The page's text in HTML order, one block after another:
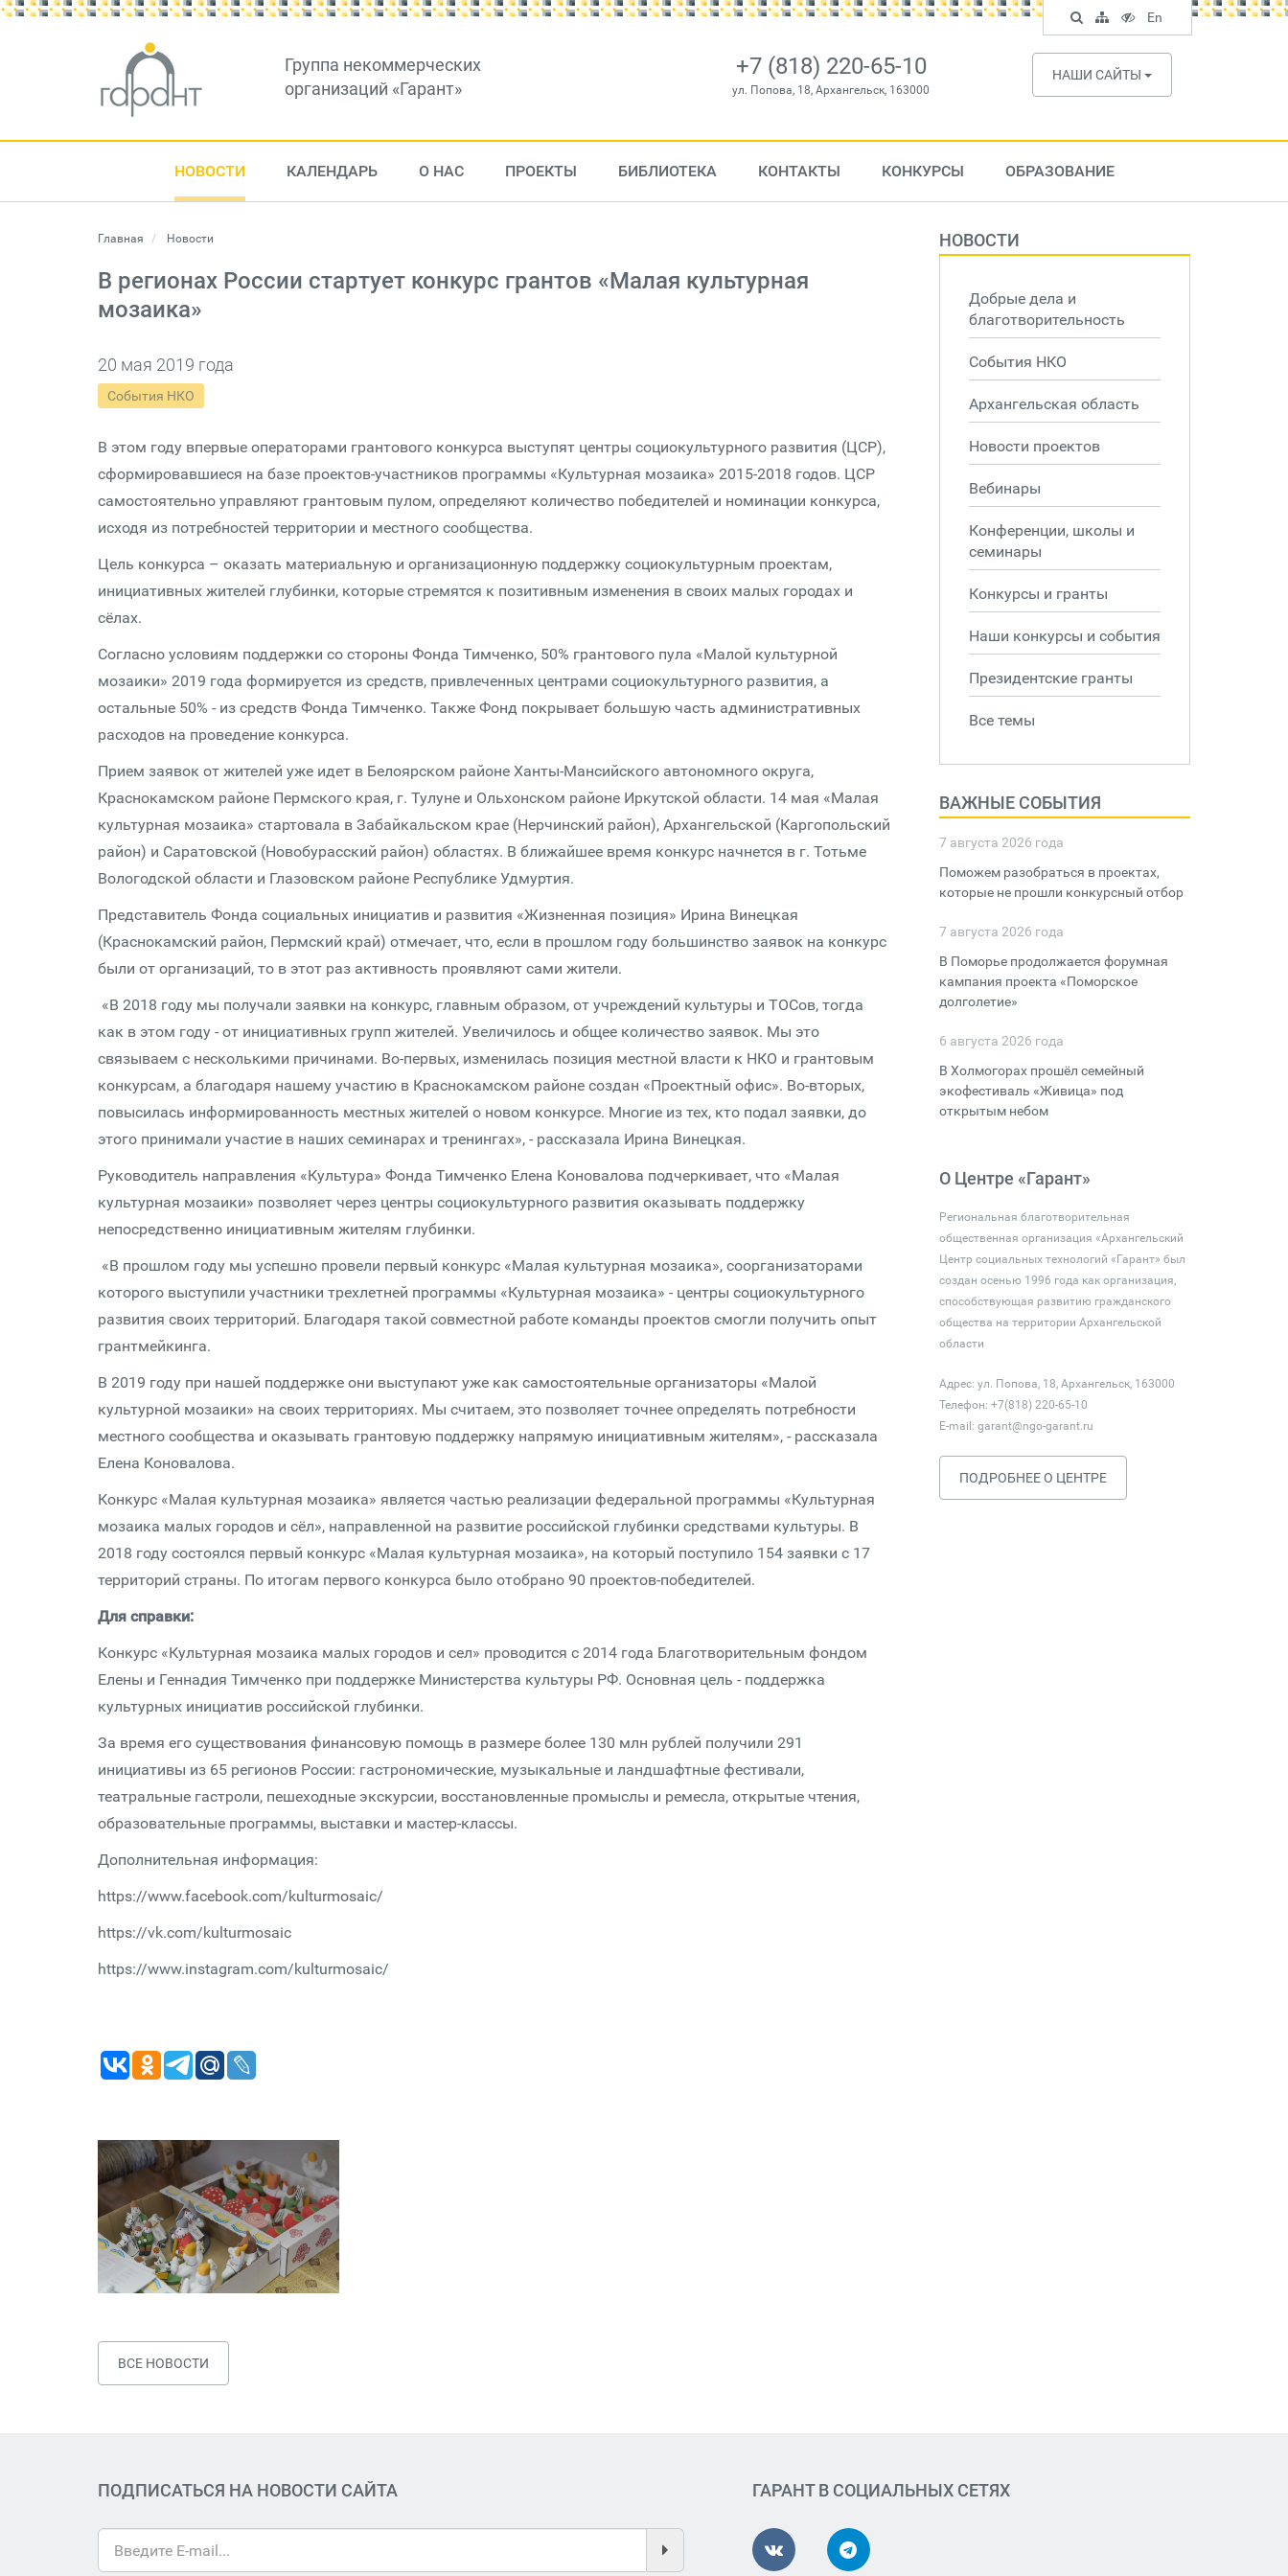
Группа некоммерческих
организаций «Гарант»
+7 (818) 220-65-10
ул. Попова, 18, Архангельск, 163000
НАШИ САЙТЫ
НОВОСТИ КАЛЕНДАРЬ О НАС ПРОЕКТЫ БИБЛИОТЕКА КОНТАКТЫ КОНКУРСЫ ОБРАЗОВАНИЕ
Главная Новости
В регионах России стартует конкурс грантов «Малая культурная
мозаика»
20 мая 2019 года
События НКО
В этом году впервые операторами грантового конкурса выступят центры социокультурного развития (ЦСР),
сформировавшиеся на базе проектов-участников программы «Культурная мозаика» 2015-2018 годов. ЦСР
самостоятельно управляют грантовым пулом, определяют количество победителей и номинации конкурса,
исходя из потребностей территории и местного сообщества.
Цель конкурса – оказать материальную и организационную поддержку социокультурным проектам,
инициативных жителей глубинки, которые стремятся к позитивным изменения в своих малых городах и
сёлах.
Согласно условиям поддержки со стороны Фонда Тимченко, 50% грантового пула «Малой культурной
мозаики» 2019 года формируется из средств, привлеченных центрами социокультурного развития, а
остальные 50% - из средств Фонда Тимченко. Также Фонд покрывает большую часть административных
расходов на проведение конкурса.
Прием заявок от жителей уже идет в Белоярском районе Ханты-Мансийского автономного округа,
Краснокамском районе Пермского края, г. Тулуне и Ольхонском районе Иркутской области. 14 мая «Малая
культурная мозаика» стартовала в Забайкальском крае (Нерчинский район), Архангельской (Каргопольский
район) и Саратовской (Новобурасский район) областях. В ближайшее время конкурс начнется в г. Тотьме
Вологодской области и Глазовском районе Республике Удмуртия.
Представитель Фонда социальных инициатив и развития «Жизненная позиция» Ирина Винецкая
(Краснокамский район, Пермский край) отмечает, что, если в прошлом году большинство заявок на конкурс
были от организаций, то в этот раз активность проявляют сами жители.
«В 2018 году мы получали заявки на конкурс, главным образом, от учреждений культуры и ТОСов, тогда
как в этом году - от инициативных групп жителей. Увеличилось и общее количество заявок. Мы это
связываем с несколькими причинами. Во-первых, изменилась позиция местной власти к НКО и грантовым
конкурсам, а благодаря нашему участию в Краснокамском районе создан «Проектный офис». Во-вторых,
повысилась информированность местных жителей о новом конкурсе. Многие из тех, кто подал заявки, до
этого принимали участие в наших семинарах и тренингах», - рассказала Ирина Винецкая.
Руководитель направления «Культура» Фонда Тимченко Елена Коновалова подчеркивает, что «Малая
культурная мозаики» позволяет через центры социокультурного развития оказывать поддержку
непосредственно инициативным жителям глубинки.
«В прошлом году мы успешно провели первый конкурс «Малая культурная мозаика», соорганизаторами
которого выступили участники трехлетней программы «Культурная мозаика» - центры социокультурного
развития своих территорий. Благодаря такой совместной работе команды проектов смогли получить опыт
грантмейкинга.
В 2019 году при нашей поддержке они выступают уже как самостоятельные организаторы «Малой
культурной мозаики» на своих территориях. Мы считаем, это позволяет точнее определять потребности
местного сообщества и оказывать грантовую поддержку напрямую инициативным жителям», - рассказала
Елена Коновалова.
Конкурс «Малая культурная мозаика» является частью реализации федеральной программы «Культурная
мозаика малых городов и сёл», направленной на развитие российской глубинки средствами культуры. В
2018 году состоялся первый конкурс «Малая культурная мозаика», на который поступило 154 заявки с 17
территорий страны. По итогам первого конкурса было отобрано 90 проектов-победителей.
Для справки:
Конкурс «Культурная мозаика малых городов и сел» проводится с 2014 года Благотворительным фондом
Елены и Геннадия Тимченко при поддержке Министерства культуры РФ. Основная цель - поддержка
культурных инициатив российской глубинки.
За время его существования финансовую помощь в размере более 130 млн рублей получили 291
инициативы из 65 регионов России: гастрономические, музыкальные и ландшафтные фестивали,
театральные гастроли, пешеходные экскурсии, восстановленные промыслы и ремесла, открытые чтения,
образовательные программы, выставки и мастер-классы.
Дополнительная информация:
https://www.facebook.com/kulturmosaic/
https://vk.com/kulturmosaic
https://www.instagram.com/kulturmosaic/
ВСЕ НОВОСТИ
НОВОСТИ
Добрые дела и
благотворительность
События НКО
Архангельская область
Новости проектов
Вебинары
Конференции, школы и
семинары
Конкурсы и гранты
Наши конкурсы и события
Президентские гранты
Все темы
ВАЖНЫЕ СОБЫТИЯ
7 августа 2026 года
Поможем разобраться в проектах,
которые не прошли конкурсный отбор
7 августа 2026 года
В Поморье продолжается форумная
кампания проекта «Поморское
долголетие»
6 августа 2026 года
В Холмогорах прошёл семейный
экофестиваль «Живица» под
открытым небом
О Центре «Гарант»
Региональная благотворительная
общественная организация «Архангельский
Центр социальных технологий «Гарант» был
создан осенью 1996 года как организация,
способствующая развитию гражданского
общества на территории Архангельской
области
Адрес: ул. Попова, 18, Архангельск, 163000
Телефон: +7(818) 220-65-10
E-mail: garant@ngo-garant.ru
ПОДРОБНЕЕ О ЦЕНТРЕ
ПОДПИСАТЬСЯ НА НОВОСТИ САЙТА ГАРАНТ В СОЦИАЛЬНЫХ СЕТЯХ
Поиск
по
сайту
Карта
сайта
Версия
для
слабовидящих
En
English